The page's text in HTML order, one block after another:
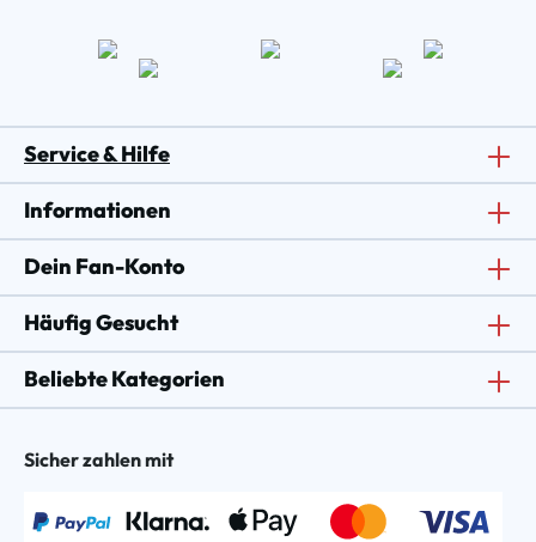
Service & Hilfe
Informationen
Dein Fan-Konto
Häufig Gesucht
Beliebte Kategorien
Sicher zahlen mit